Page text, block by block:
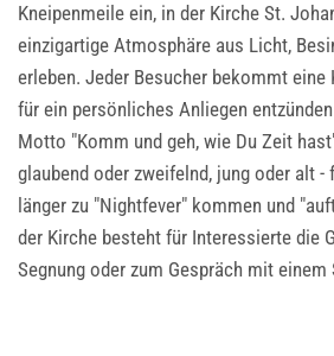
Kneipenmeile ein, in der Kirche St.
einzigartige Atmosphäre aus Licht,
erleben. Jeder Besucher bekommt eine
für ein persönliches Anliegen
Motto "Komm und geh, wie Du Zeit
glaubend oder zweifelnd, jung oder alt -
länger zu "Nightfever" kommen und
der Kirche besteht für Interessierte die
Segnung oder zum Gespräch mit einem